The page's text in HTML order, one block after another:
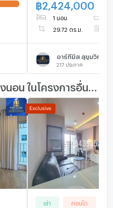
฿2,424,000
1 นอน
29.72 ตร.ม.
อาร์ทีมิส สุขุมวิท 77
217 ประกาศ
เช่า คอนโด